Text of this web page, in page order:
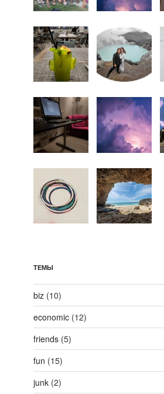
ТЕМЫ
biz(10)
economic(12)
friends(5)
fun (15)
junk(2)